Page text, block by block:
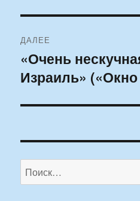
ДАЛЕЕ
Следующая
запись:
«Очень
Израиль»
Искать: